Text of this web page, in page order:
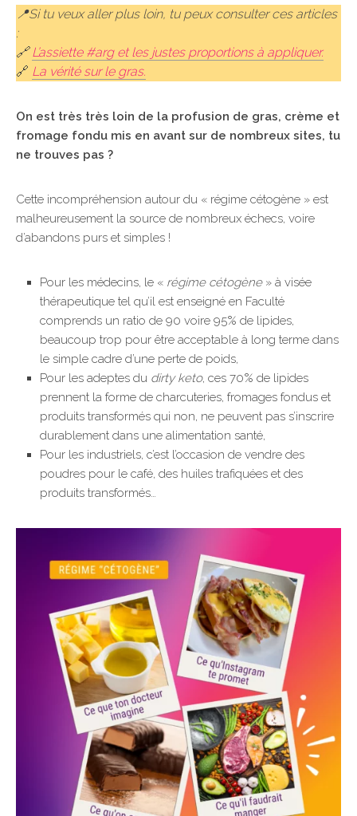
📍Si tu veux aller plus loin, tu peux consulter ces articles
:
🔗L’assiette #arg et les justes proportions à appliquer.
🔗 La vérité sur le gras.
On est très très loin de la profusion de gras, crème et
fromage fondu mis en avant sur de nombreux sites, tu
ne trouves pas ?
Cette incompréhension autour du « régime cétogène » est
malheureusement la source de nombreux échecs, voire
d’abandons purs et simples !
Pour les médecins, le « régime cétogène» à visée
thérapeutique tel qu’il est enseigné en Faculté
comprends un ratio de 90 voire 95% de lipides,
beaucoup trop pour être acceptable à long terme dans
le simple cadre d’une perte de poids,
Pour les adeptes du dirty keto, ces 70% de lipides
prennent la forme de charcuteries, fromages fondus et
produits transformés qui non, ne peuvent pas s’inscrire
durablement dans une alimentation santé,
Pour les industriels, c’est l’occasion de vendre des
poudres pour le café, des huiles trafiquées et des
produits transformés…